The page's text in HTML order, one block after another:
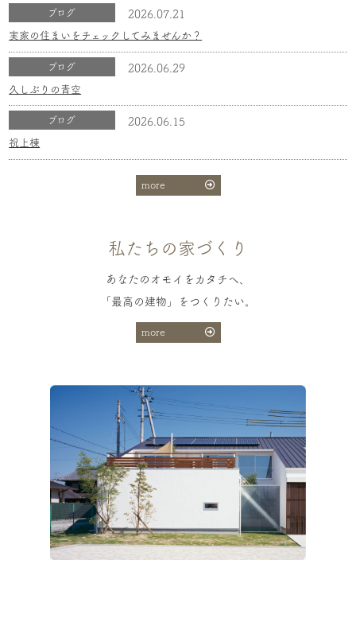
ブログ 2026.07.21
実家の住まいをチェックしてみませんか？
ブログ 2026.06.29
久しぶりの青空
ブログ 2026.06.15
祝上棟
more
私たちの家づくり
あなたのオモイをカタチへ、
「最高の建物」をつくりたい。
more